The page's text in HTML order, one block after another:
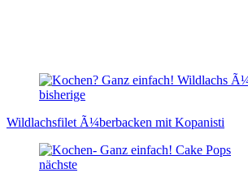
bisherige
Wildlachsfilet Ã¼berbacken mit Kopanisti
nächste